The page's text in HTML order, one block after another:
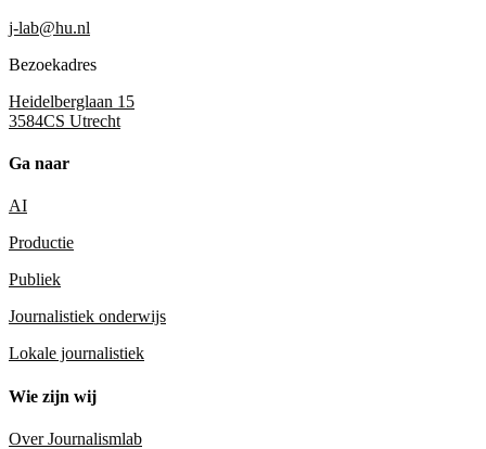
j-lab@hu.nl
Bezoekadres
Heidelberglaan 15
3584CS Utrecht
Ga naar
AI
Productie
Publiek
Journalistiek onderwijs
Lokale journalistiek
Wie zijn wij
Over Journalismlab